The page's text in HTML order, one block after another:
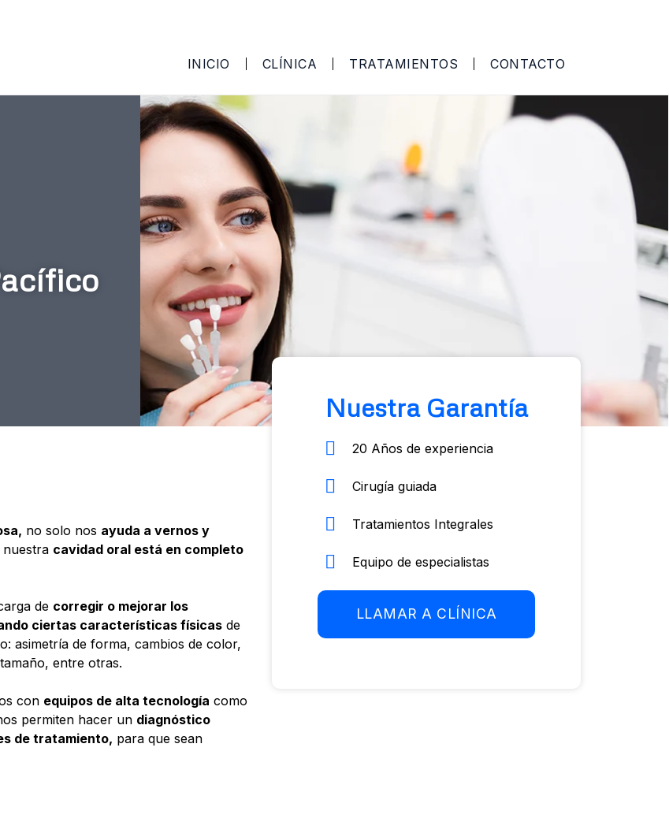
INICIO CLÍNICA TRATAMIENTOS CONTACTO
no solo nos ayuda a vernos y
nuestra cavidad oral está en completo
de corregir o mejorar los
ciertas características físicas de
asimetría de forma, cambios de color,
entre otras.
con equipos de alta tecnología como
permiten hacer un diagnóstico
de tratamiento, para que sean
Nuestra Garantía
20 Años de experiencia
Cirugía guiada
Tratamientos Integrales
Equipo de especialistas
LLAMAR A CLÍNICA